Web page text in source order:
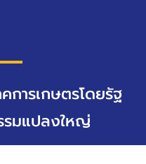
การเกษตรโดยรัฐ
รมแปลงใหญ่